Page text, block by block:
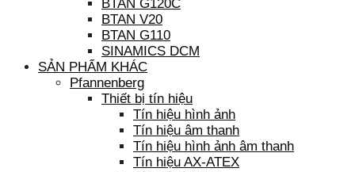
BTAN G120C
BTAN V20
BTAN G110
SINAMICS DCM
SẢN PHẨM KHÁC
Pfannenberg
Thiết bị tín hiệu
Tín hiệu hình ảnh
Tín hiệu âm thanh
Tín hiệu hình ảnh âm thanh
Tín hiệu AX-ATEX